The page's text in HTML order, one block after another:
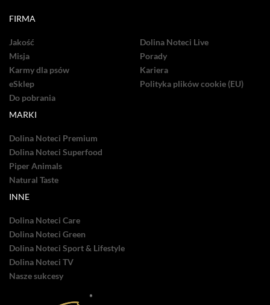
FIRMA
Jakość
Misja
Karmy dla psów
eSklep
Do pobrania
Dolina Noteci Live
Porady
Kariera
Polityka plików cookie (EU)
MARKI
Dolina Noteci Premium
Dolina Noteci Superfood
Piper Animals
Natural Taste
INNE
Dolina Noteci Care
Dolina Noteci Green
Dolina Noteci Sport & Lifestyle
Dolina Noteci TV
Nasze sukcesy